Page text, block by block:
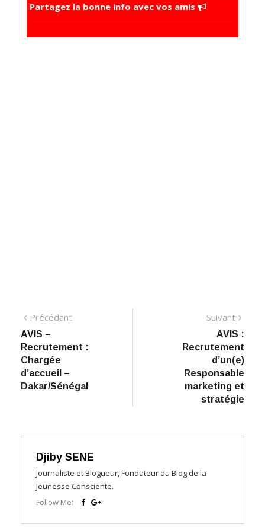
Partagez la bonne info avec vos amis
Navigation
de
l’article
PrécédantPrécédant:
AVIS –
Recrutement :
Chargée
d’accueil –
Dakar/Sénégal
Suivant
AVIS :
Recrutement
d’un(e)
Responsable
marketing et
stratégie
Djiby SENE
Journaliste et Blogueur, Fondateur du Blog de la
Jeunesse Consciente.
Follow Me: